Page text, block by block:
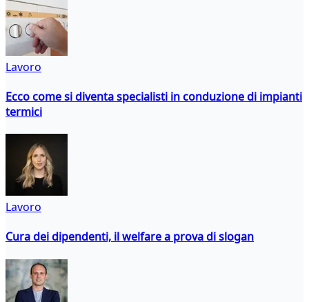
Lavoro
Ecco come si diventa specialisti in conduzione di impianti
termici
Lavoro
Cura dei dipendenti, il welfare a prova di slogan